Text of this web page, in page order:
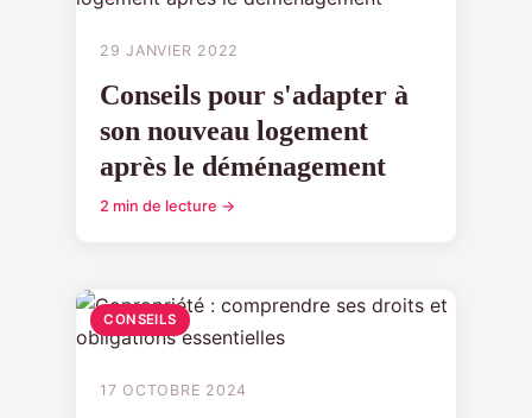
29 JANVIER 2022
Conseils pour s'adapter à
son nouveau logement
après le déménagement
2 min de lecture →
CONSEILS
17 OCTOBRE 2024